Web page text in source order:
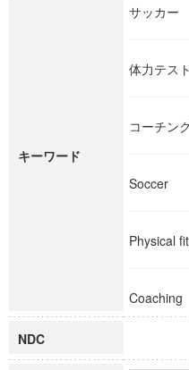
キーワード
サッカー
体力テス
コーチン
Soccer
Physical
Coaching
NDC